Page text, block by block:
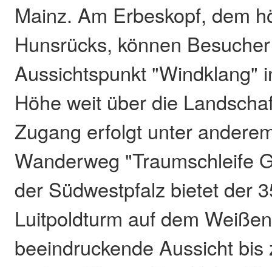
Mainz. Am Erbeskopf, dem
Hunsrücks, können
Aussichtspunkt "Windklang"
Höhe weit über die
Zugang erfolgt unter
Wanderweg "Traumschleife
der Südwestpfalz bietet der
Luitpoldturm auf dem
beeindruckende Aussicht